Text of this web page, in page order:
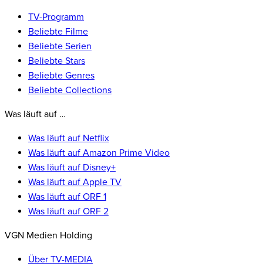
TV-Programm
Beliebte Filme
Beliebte Serien
Beliebte Stars
Beliebte Genres
Beliebte Collections
Was läuft auf …
Was läuft auf Netflix
Was läuft auf Amazon Prime Video
Was läuft auf Disney+
Was läuft auf Apple TV
Was läuft auf ORF 1
Was läuft auf ORF 2
VGN Medien Holding
Über TV-MEDIA